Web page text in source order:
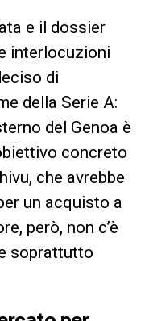
e il dossier
interlocuzioni
di
della Serie A:
del Genoa è
concreto
che avrebbe
un acquisto a
però, non c’è
soprattutto